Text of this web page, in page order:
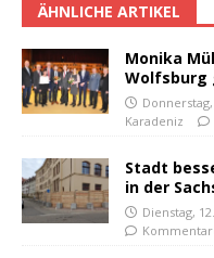
ÄHNLICHE ARTIKEL
Monika
Wolfsburg
Karadeniz
Stadt
in der
Dienstag,